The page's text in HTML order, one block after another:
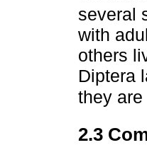
several
with
others
Diptera
they
2.3